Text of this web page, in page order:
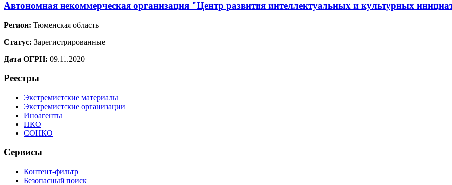
Автономная некоммерческая организация "Центр развития интеллектуальных и культурных
Регион: Тюменская область
Статус: Зарегистрированные
Дата ОГРН: 09.11.2020
Реестры
Экстремистские материалы
Экстремистские организации
Иноагенты
НКО
СОНКО
Сервисы
Контент-фильтр
Безопасный поиск